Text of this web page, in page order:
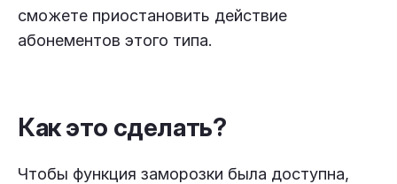
сможете приостановить действие
абонементов этого типа.
Как это сделать?
Чтобы функция заморозки была доступна,